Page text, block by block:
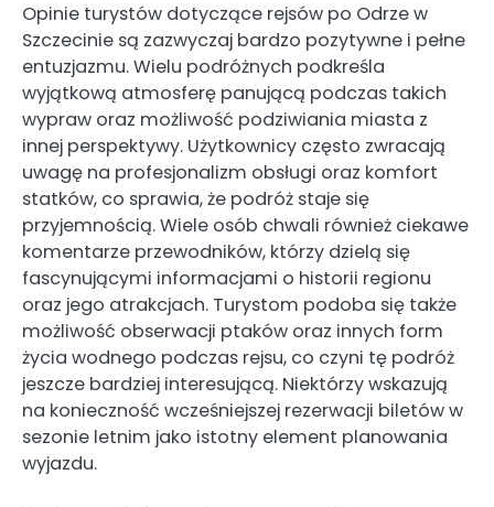
Opinie turystów dotyczące rejsów po Odrze w
Szczecinie są zazwyczaj bardzo pozytywne i pełne
entuzjazmu. Wielu podróżnych podkreśla
wyjątkową atmosferę panującą podczas takich
wypraw oraz możliwość podziwiania miasta z
innej perspektywy. Użytkownicy często zwracają
uwagę na profesjonalizm obsługi oraz komfort
statków, co sprawia, że podróż staje się
przyjemnością. Wiele osób chwali również ciekawe
komentarze przewodników, którzy dzielą się
fascynującymi informacjami o historii regionu
oraz jego atrakcjach. Turystom podoba się także
możliwość obserwacji ptaków oraz innych form
życia wodnego podczas rejsu, co czyni tę podróż
jeszcze bardziej interesującą. Niektórzy wskazują
na konieczność wcześniejszej rezerwacji biletów w
sezonie letnim jako istotny element planowania
wyjazdu.